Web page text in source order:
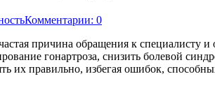
Комментарии: 0
причина обращения к
гонартроза, снизить болевой
их правильно, избегая ошибок,